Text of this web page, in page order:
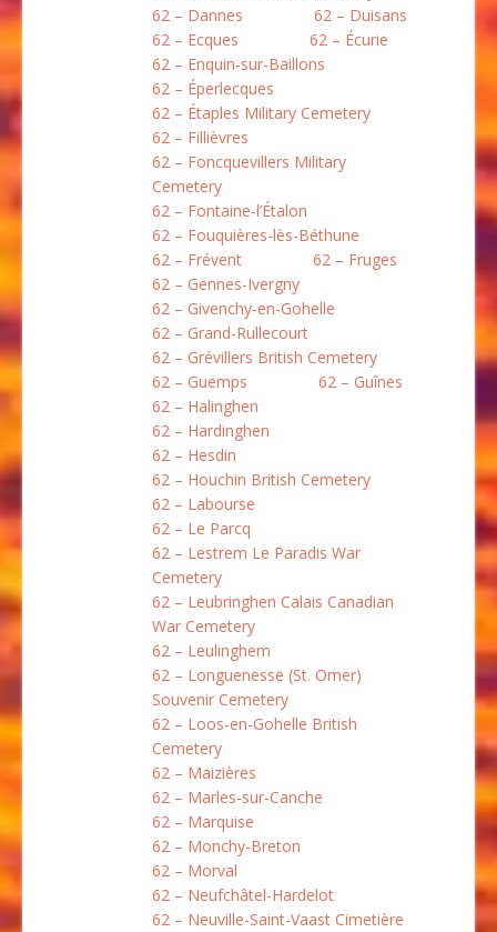
62 – Dannes
62 – Duisans
62 – Ecques
62 – Écurie
62 – Enquin-sur-Baillons
62 – Éperlecques
62 – Étaples Military Cemetery
62 – Fillièvres
62 – Foncquevillers Military
Cemetery
62 – Fontaine-l’Étalon
62 – Fouquières-lès-Béthune
62 – Frévent
62 – Fruges
62 – Gennes-Ivergny
62 – Givenchy-en-Gohelle
62 – Grand-Rullecourt
62 – Grévillers British Cemetery
62 – Guemps
62 – Guînes
62 – Halinghen
62 – Hardinghen
62 – Hesdin
62 – Houchin British Cemetery
62 – Labourse
62 – Le Parcq
62 – Lestrem Le Paradis War
Cemetery
62 – Leubringhen Calais Canadian
War Cemetery
62 – Leulinghem
62 – Longuenesse (St. Omer)
Souvenir Cemetery
62 – Loos-en-Gohelle British
Cemetery
62 – Maizières
62 – Marles-sur-Canche
62 – Marquise
62 – Monchy-Breton
62 – Morval
62 – Neufchâtel-Hardelot
62 – Neuville-Saint-Vaast Cimetière